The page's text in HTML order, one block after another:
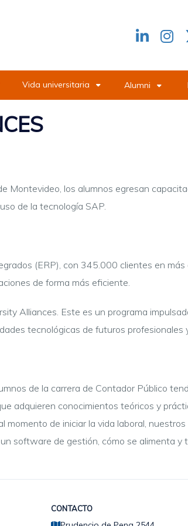
Redes
header
Vida universitaria Alumni
Montevideo, los alumnos egresan
de la tecnología SAP.
(ERP), con 345.000 clientes en
de forma más eficiente.
Alliances. Este es un programa
tecnológicas de futuros
de la carrera de Contador Público
adquieren conocimientos teóricos y
de iniciar la vida laboral,
software de gestión, cómo se alimenta
CONTACTO